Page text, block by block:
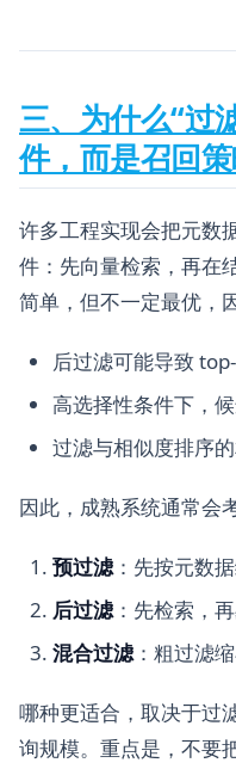
三、为什么“过
件，而是召回
许多工程实现会把元数
件：先向量检索，再在
简单，但不一定最优，
后过滤可能导致
高选择性条件下，
过滤与相似度排序
因此，成熟系统通常会
预过滤：先按元数
后过滤：先检索，
混合过滤：粗过滤
哪种更适合，取决于过
询规模。重点是，不要